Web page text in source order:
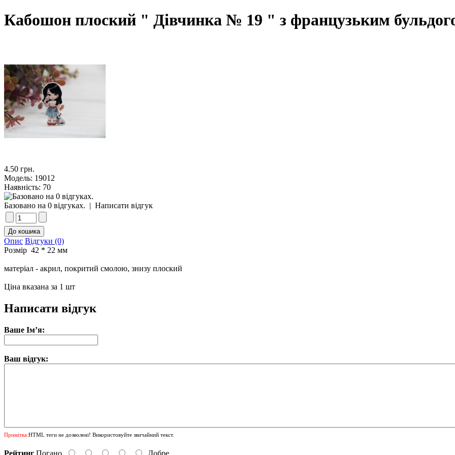
Кабошон плоский " Дівчинка № 19 " з французьким
4.50 грн.
Модель: 19012
Наявність: 70
Базовано на 0 відгуках. | Написати відгук
Опис Відгуки (0)
Розмір 42 * 22 мм
матеріал - акрил, покритий смолою, знизу плоский
Ціна вказана за 1 шт
Написати відгук
Ваше Ім’я:
Ваш відгук:
Примітка:HTML теги не дозволені! Використовуйте звичайний текст.
Рейтинг Погано Добре